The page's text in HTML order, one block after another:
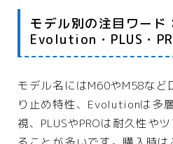
モデル別の注目ワー
Evolution・PLUS・
モデル名にはM60やM58な
り止め特性、Evolutionは多
視、PLUSやPROは耐久性や